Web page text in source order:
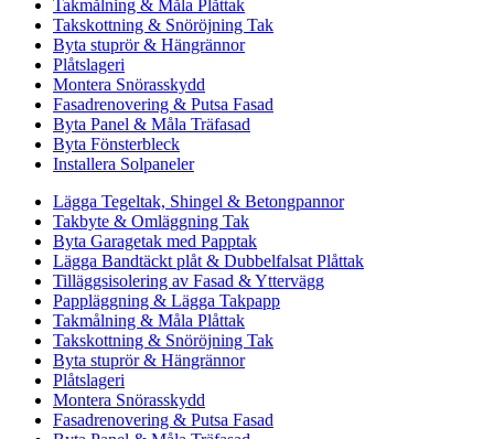
Takmålning & Måla Plåttak
Takskottning & Snöröjning Tak
Byta stuprör & Hängrännor
Plåtslageri
Montera Snörasskydd
Fasadrenovering & Putsa Fasad
Byta Panel & Måla Träfasad
Byta Fönsterbleck
Installera Solpaneler
Lägga Tegeltak, Shingel & Betongpannor
Takbyte & Omläggning Tak
Byta Garagetak med Papptak
Lägga Bandtäckt plåt & Dubbelfalsat Plåttak
Tilläggsisolering av Fasad & Yttervägg
Pappläggning & Lägga Takpapp
Takmålning & Måla Plåttak
Takskottning & Snöröjning Tak
Byta stuprör & Hängrännor
Plåtslageri
Montera Snörasskydd
Fasadrenovering & Putsa Fasad